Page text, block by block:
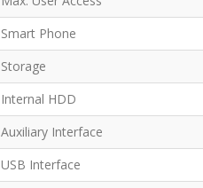
Smart Phone
Storage
Internal HDD
Auxiliary Interface
USB Interface